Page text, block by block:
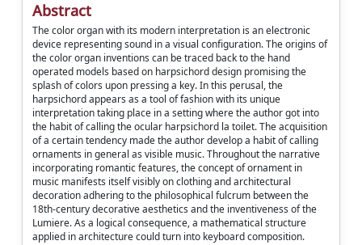
Abstract
The color organ with its modern interpretation is an electronic
device representing sound in a visual configuration. The origins of
the color organ inventions can be traced back to the hand
operated models based on harpsichord design promising the
splash of colors upon pressing a key. In this perusal, the
harpsichord appears as a tool of fashion with its unique
interpretation taking place in a setting where the author got into
the habit of calling the ocular harpsichord la toilet. The acquisition
of a certain tendency made the author develop a habit of calling
ornaments in general as visible music. Throughout the narrative
incorporating romantic features, the concept of ornament in
music manifests itself visibly on clothing and architectural
decoration adhering to the philosophical fulcrum between the
18th-century decorative aesthetics and the inventiveness of the
Lumiere. As a logical consequence, a mathematical structure
applied in architecture could turn into keyboard composition.